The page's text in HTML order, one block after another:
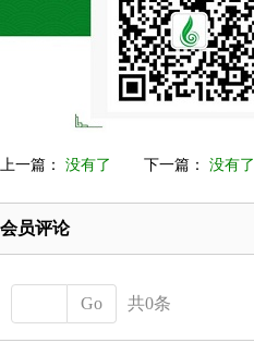
上一篇： 没有了 下一篇： 没有了
会员评论
Go 共0条